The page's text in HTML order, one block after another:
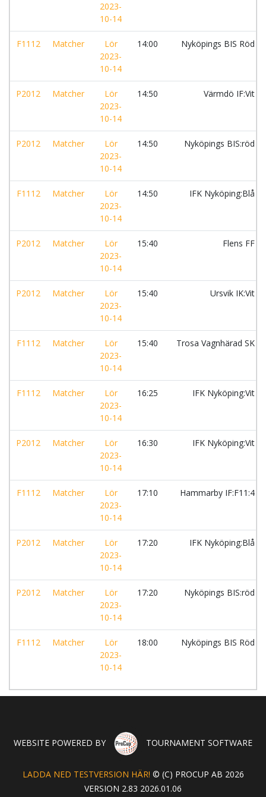
2023-
10-14
F1112 Matcher
Lör
2023-
10-14
14:00 Nyköpings BIS Röd
P2012 Matcher
Lör
2023-
10-14
14:50 Värmdö IF:Vit
P2012 Matcher
Lör
2023-
10-14
14:50 Nyköpings BIS:röd
F1112 Matcher
Lör
2023-
10-14
14:50 IFK Nyköping:Blå
P2012 Matcher
Lör
2023-
10-14
15:40 Flens FF
P2012 Matcher
Lör
2023-
10-14
15:40 Ursvik IK:Vit
F1112 Matcher
Lör
2023-
10-14
15:40 Trosa Vagnhärad SK
F1112 Matcher
Lör
2023-
10-14
16:25 IFK Nyköping:Vit
P2012 Matcher
Lör
2023-
10-14
16:30 IFK Nyköping:Vit
F1112 Matcher
Lör
2023-
10-14
17:10 Hammarby IF:F11:4
P2012 Matcher
Lör
2023-
10-14
17:20 IFK Nyköping:Blå
P2012 Matcher
Lör
2023-
10-14
17:20 Nyköpings BIS:röd
F1112 Matcher
Lör
2023-
10-14
18:00 Nyköpings BIS Röd
WEBSITE POWERED BY TOURNAMENT SOFTWARE
LADDA NED TESTVERSION HÄR! © (C) PROCUP AB 2026
VERSION 2.83 2026.01.06